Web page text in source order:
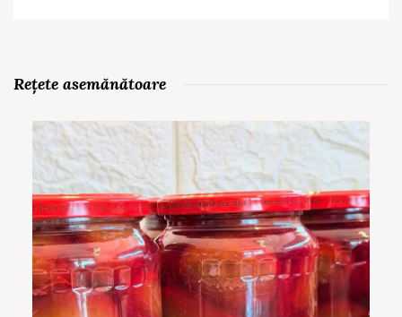
Rețete asemănătoare